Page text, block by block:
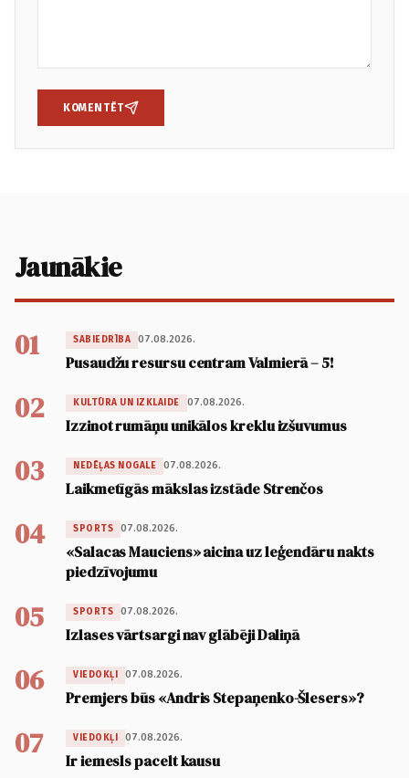
KOMENTĒT
Jaunākie
01 SABIEDRĪBA 07.08.2026.
Pusaudžu resursu centram Valmierā – 5!
02 KULTŪRA UN IZKLAIDE 07.08.2026.
Izzinot rumāņu unikālos kreklu izšuvumus
03 NEDĒĻAS NOGALE 07.08.2026.
Laikmetīgās mākslas izstāde Strenčos
04 SPORTS 07.08.2026.
«Salacas Mauciens» aicina uz leģendāru nakts
piedzīvojumu
05 SPORTS 07.08.2026.
Izlases vārtsargi nav glābēji Daliņā
06 VIEDOKĻI 07.08.2026.
Premjers būs «Andris Stepaņenko-Šlesers»?
07 VIEDOKĻI 07.08.2026.
Ir iemesls pacelt kausu